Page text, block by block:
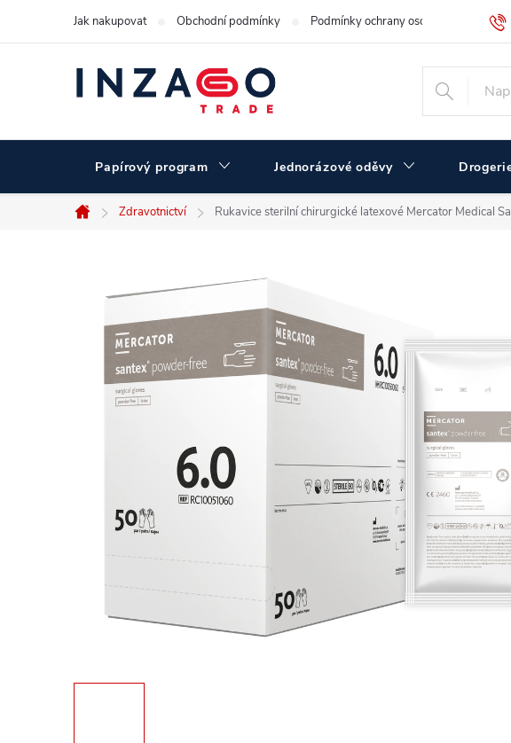
Jak nakupovat Obchodní podmínky Podmínky ochrany osobních údajů
Papírový program Jednorázové oděvy
Domů
Zdravotnictví Rukavice sterilní chirurgické latexové Mercator Medical